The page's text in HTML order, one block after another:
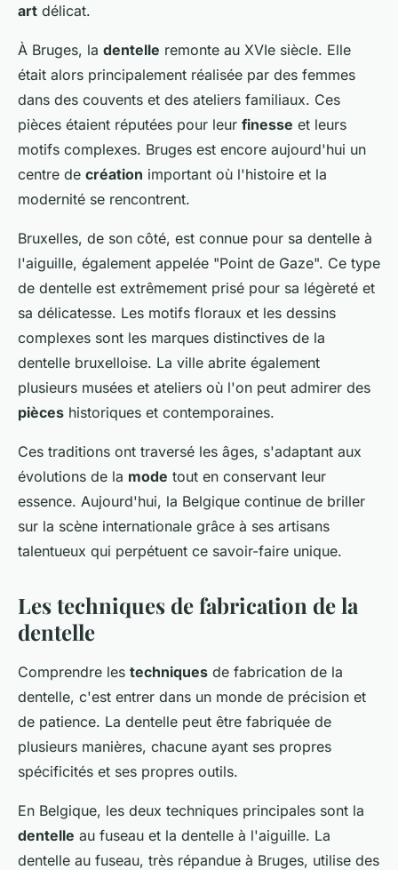
art délicat.
À Bruges, la dentelle remonte au XVIe siècle. Elle
était alors principalement réalisée par des femmes
dans des couvents et des ateliers familiaux. Ces
pièces étaient réputées pour leur finesse et leurs
motifs complexes. Bruges est encore aujourd'hui un
centre de création important où l'histoire et la
modernité se rencontrent.
Bruxelles, de son côté, est connue pour sa dentelle à
l'aiguille, également appelée "Point de Gaze". Ce type
de dentelle est extrêmement prisé pour sa légèreté et
sa délicatesse. Les motifs floraux et les dessins
complexes sont les marques distinctives de la
dentelle bruxelloise. La ville abrite également
plusieurs musées et ateliers où l'on peut admirer des
pièces historiques et contemporaines.
Ces traditions ont traversé les âges, s'adaptant aux
évolutions de la mode tout en conservant leur
essence. Aujourd'hui, la Belgique continue de briller
sur la scène internationale grâce à ses artisans
talentueux qui perpétuent ce savoir-faire unique.
Les techniques de fabrication de la
dentelle
Comprendre les techniques de fabrication de la
dentelle, c'est entrer dans un monde de précision et
de patience. La dentelle peut être fabriquée de
plusieurs manières, chacune ayant ses propres
spécificités et ses propres outils.
En Belgique, les deux techniques principales sont la
dentelle au fuseau et la dentelle à l'aiguille. La
dentelle au fuseau, très répandue à Bruges, utilise des